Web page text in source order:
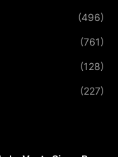
(496)
(761)
(128)
(227)